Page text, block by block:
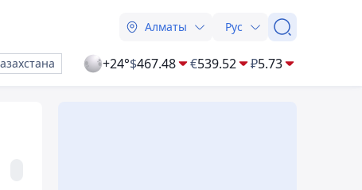
Алматы Рус
+24°$467.48 €539.52 ₽5.73